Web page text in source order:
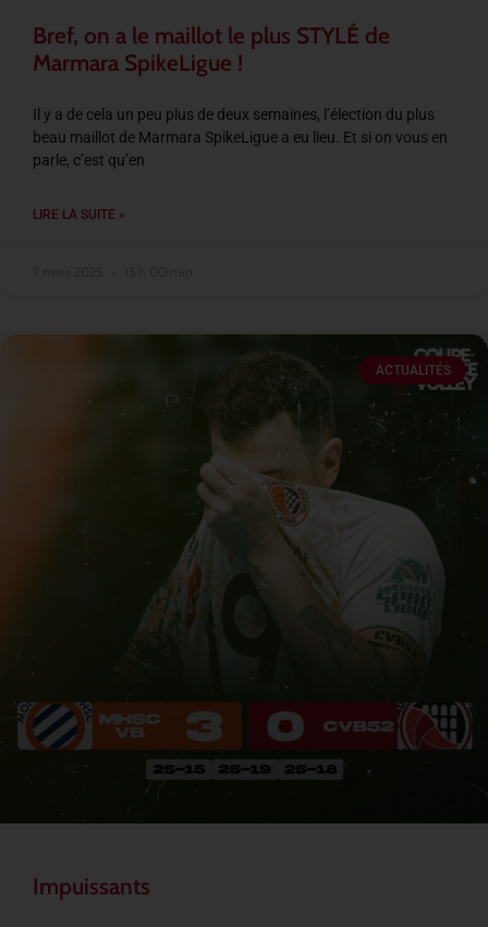
Bref, on a le maillot le plus STYLÉ de
Marmara SpikeLigue !
Il y a de cela un peu plus de deux semaines, l’élection du plus
beau maillot de Marmara SpikeLigue a eu lieu. Et si on vous en
parle, c’est qu’en
LIRE LA SUITE »
ACTUALITÉS
Impuissants